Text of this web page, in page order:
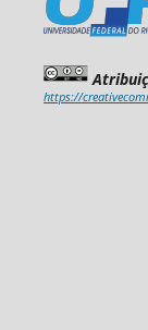
https://